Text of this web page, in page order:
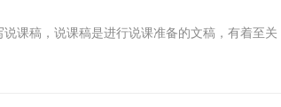
课稿，说课稿是进行说课准备的文稿，有着至关